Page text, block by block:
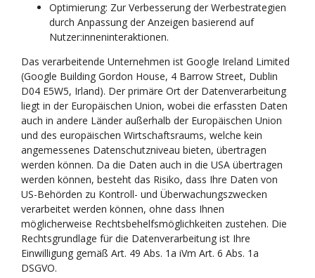
Optimierung: Zur Verbesserung der Werbestrategien
durch Anpassung der Anzeigen basierend auf
Nutzer:inneninteraktionen.
Das verarbeitende Unternehmen ist Google Ireland Limited
(Google Building Gordon House, 4 Barrow Street, Dublin
D04 E5W5, Irland). Der primäre Ort der Datenverarbeitung
liegt in der Europäischen Union, wobei die erfassten Daten
auch in andere Länder außerhalb der Europäischen Union
und des europäischen Wirtschaftsraums, welche kein
angemessenes Datenschutzniveau bieten, übertragen
werden können. Da die Daten auch in die USA übertragen
werden können, besteht das Risiko, dass Ihre Daten von
US-Behörden zu Kontroll- und Überwachungszwecken
verarbeitet werden können, ohne dass Ihnen
möglicherweise Rechtsbehelfsmöglichkeiten zustehen. Die
Rechtsgrundlage für die Datenverarbeitung ist Ihre
Einwilligung gemäß Art. 49 Abs. 1a iVm Art. 6 Abs. 1a
DSGVO.